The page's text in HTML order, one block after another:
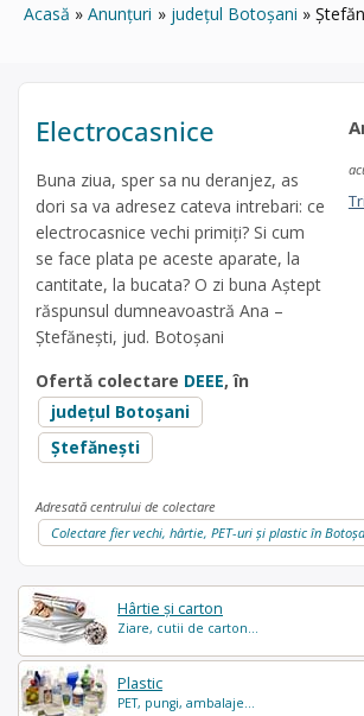
Acasă Anunțuri județul Botoșani
Hârtie și carton
Ziare, cutii de carton...
Plastic
PET, pungi, ambalaje...
Electrocasnice
Buna ziua, sper sa nu deranjez, as
dori sa va adresez cateva intrebari: ce
electrocasnice vechi primiți? Si cum
se face plata pe aceste aparate, la
cantitate, la bucata? O zi buna Aștept
răspunsul dumneavoastră Ana –
Ștefănești, jud. Botoșani
Ofertă colectare DEEE, în
județul Botoșani
Ștefănești
Adresată centrului de colectare
Colectare fier vechi, hârtie, PET-uri și plastic în